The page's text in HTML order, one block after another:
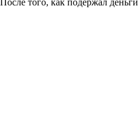
того, как подержал